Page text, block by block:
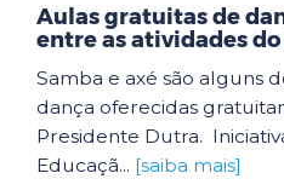
Aulas gratuitas de
entre as atividades do
Samba e axé são alguns
dança oferecidas
Presidente Dutra.
Educaçã... [saiba mais]